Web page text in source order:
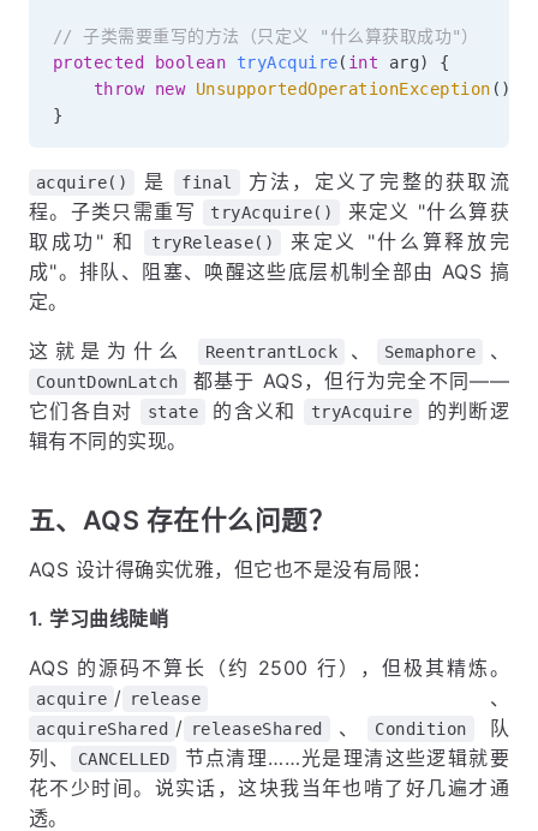
// 子类需要重写的方法（只定义 "什么算获取成功"）
protected
boolean tryAcquire( int arg)
{
throw
new UnsupportedOperationException ( )
}
acquire() 是 final
方法，定义了完整的获取流
程。子类只需重写
tryAcquire()
来定义 "什么算获
取成功" 和
tryRelease()
来定义 "什么算释放完
成"。排队、阻塞、唤醒这些底层机制全部由 AQS 搞
定。
这就是为什么 ReentrantLock 、 Semaphore 、
CountDownLatch
都基于 AQS，但行为完全不同——
它们各自对
state 的含义和 tryAcquire
的判断逻
辑有不同的实现。
五、AQS 存在什么问题？
AQS 设计得确实优雅，但它也不是没有局限：
1. 学习曲线陡峭
AQS 的源码不算长（约 2500 行），但极其精炼。
acquire / release 、
acquireShared / releaseShared 、 Condition
队
列、
CANCELLED
节点清理……光是理清这些逻辑就要
花不少时间。说实话，这块我当年也啃了好几遍才通
透。